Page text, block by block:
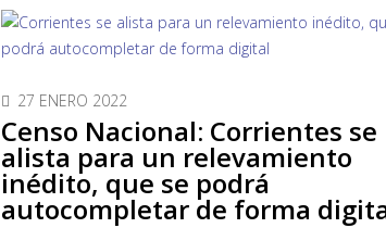
27 ENERO 2022
Censo Nacional: Corrientes se
alista para un relevamiento
inédito, que se podrá
autocompletar de forma